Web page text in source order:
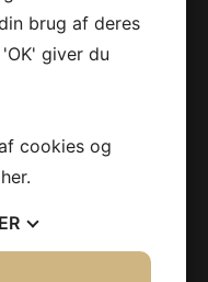
brug af deres
giver du
cookies og
her.